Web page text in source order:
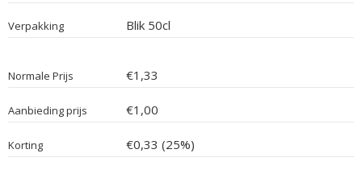
Verpakking Blik 50cl
Normale Prijs €1,33
Aanbieding prijs €1,00
Korting €0,33 (25%)